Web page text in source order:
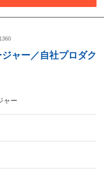
ャー／自社プロダク
ャー